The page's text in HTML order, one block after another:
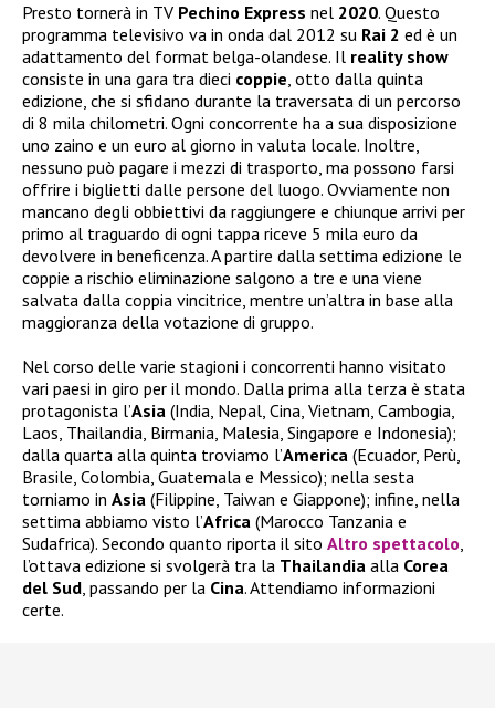
Presto tornerà in TV Pechino Express nel 2020. Questo
programma televisivo va in onda dal 2012 su Rai 2 ed è un
adattamento del format belga-olandese. Il reality show
consiste in una gara tra dieci coppie, otto dalla quinta
edizione, che si sfidano durante la traversata di un percorso
di 8 mila chilometri. Ogni concorrente ha a sua disposizione
uno zaino e un euro al giorno in valuta locale. Inoltre,
nessuno può pagare i mezzi di trasporto, ma possono farsi
offrire i biglietti dalle persone del luogo. Ovviamente non
mancano degli obbiettivi da raggiungere e chiunque arrivi per
primo al traguardo di ogni tappa riceve 5 mila euro da
devolvere in beneficenza. A partire dalla settima edizione le
coppie a rischio eliminazione salgono a tre e una viene
salvata dalla coppia vincitrice, mentre un’altra in base alla
maggioranza della votazione di gruppo.
Nel corso delle varie stagioni i concorrenti hanno visitato
vari paesi in giro per il mondo. Dalla prima alla terza è stata
protagonista l’Asia (India, Nepal, Cina, Vietnam, Cambogia,
Laos, Thailandia, Birmania, Malesia, Singapore e Indonesia);
dalla quarta alla quinta troviamo l’America (Ecuador, Perù,
Brasile, Colombia, Guatemala e Messico); nella sesta
torniamo in Asia (Filippine, Taiwan e Giappone); infine, nella
settima abbiamo visto l’Africa (Marocco Tanzania e
Sudafrica). Secondo quanto riporta il sito Altro spettacolo,
l’ottava edizione si svolgerà tra la Thailandia alla Corea
del Sud, passando per la Cina. Attendiamo informazioni
certe.